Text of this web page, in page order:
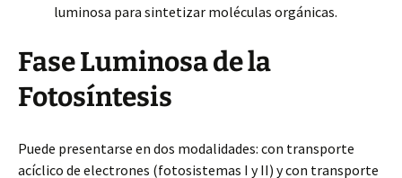
luminosa para sintetizar moléculas orgánicas.
Fase Luminosa de la
Fotosíntesis
Puede presentarse en dos modalidades: con transporte
acíclico de electrones (fotosistemas I y II) y con transporte